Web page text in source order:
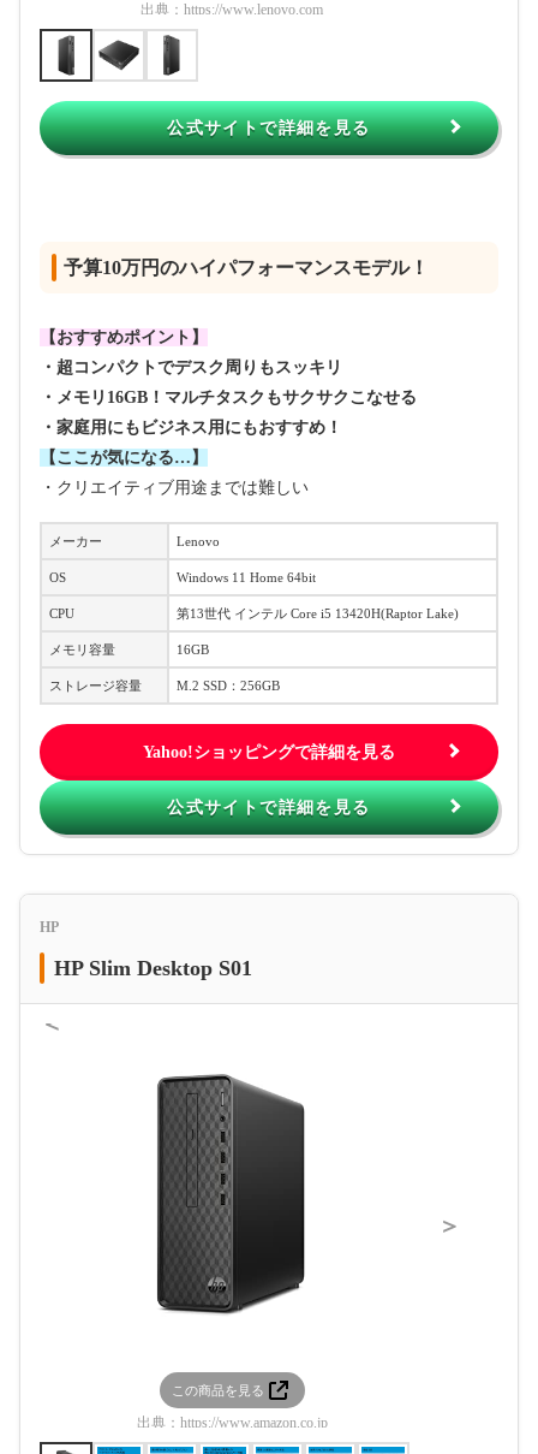
出典： https://www.lenovo.com
公式サイトで詳細を見る
予算10万円のハイパフォーマンスモデル！
【おすすめポイント】
・超コンパクトでデスク周りもスッキリ
・メモリ16GB！マルチタスクもサクサクこなせる
・家庭用にもビジネス用にもおすすめ！
【ここが気になる…】
・クリエイティブ用途までは難しい
メーカー Lenovo
OS Windows 11 Home 64bit
CPU 第13世代 インテル Core i5 13420H(Raptor Lake)
メモリ容量 16GB
ストレージ容量 M.2 SSD：256GB
Yahoo!ショッピングで詳細を見る
公式サイトで詳細を見る
HP
HP Slim Desktop S01
＜
この商品を見る
出典： https://www.amazon.co.jp
＞